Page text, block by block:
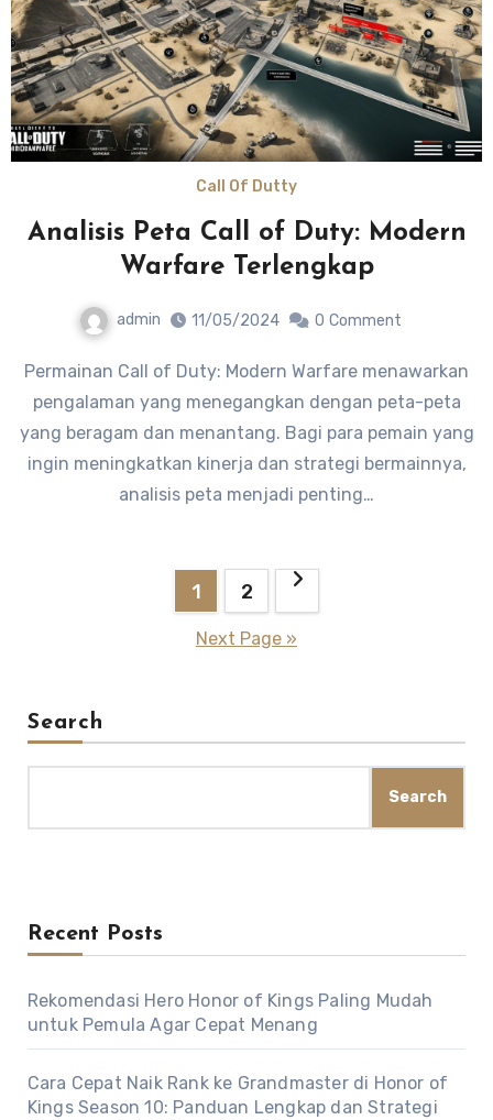
Call Of Dutty
Analisis Peta Call of Duty: Modern
Warfare Terlengkap
admin 11/05/2024 0 Comment
Permainan Call of Duty: Modern Warfare menawarkan
pengalaman yang menegangkan dengan peta-peta
yang beragam dan menantang. Bagi para pemain yang
ingin meningkatkan kinerja dan strategi bermainnya,
analisis peta menjadi penting…
1 2
Next Page »
Search
Search
Recent Posts
Rekomendasi Hero Honor of Kings Paling Mudah
untuk Pemula Agar Cepat Menang
Cara Cepat Naik Rank ke Grandmaster di Honor of
Kings Season 10: Panduan Lengkap dan Strategi